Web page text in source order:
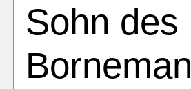
Sohn